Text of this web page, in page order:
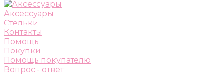
Аксессуары
Стельки
Контакты
Помощь
Покупки
Помощь покупателю
Вопрос - ответ